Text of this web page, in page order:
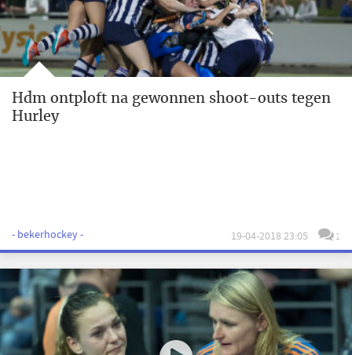
Hdm ontploft na gewonnen shoot-outs tegen
Hurley
- bekerhockey - 19-04-2018 23:05 1